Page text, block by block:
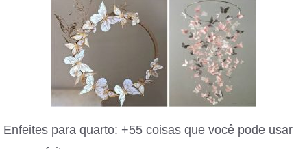
Enfeites para quarto: +55 coisas que você pode usar